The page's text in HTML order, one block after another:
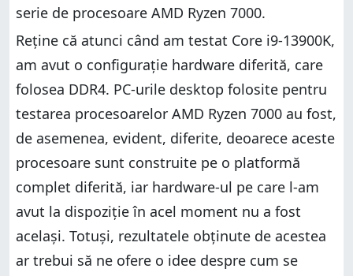
serie de procesoare AMD Ryzen 7000.
Reține că atunci când am testat Core i9-13900K,
am avut o configurație hardware diferită, care
folosea DDR4. PC-urile desktop folosite pentru
testarea procesoarelor AMD Ryzen 7000 au fost,
de asemenea, evident, diferite, deoarece aceste
procesoare sunt construite pe o platformă
complet diferită, iar hardware-ul pe care l-am
avut la dispoziție în acel moment nu a fost
același. Totuși, rezultatele obținute de acestea
ar trebui să ne ofere o idee despre cum se